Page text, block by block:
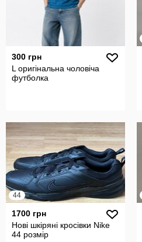
300 грн
L оригінальна чоловіча
футболка
44
1700 грн
Нові шкіряні кросівки Nike
44 розмір